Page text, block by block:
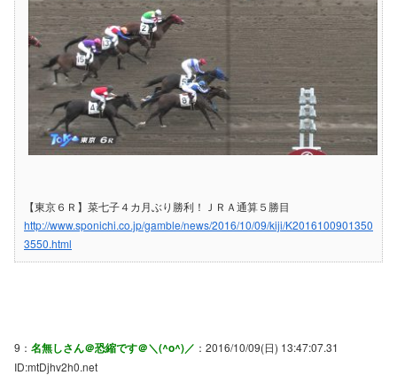
【東京６Ｒ】菜七子４カ月ぶり勝利！ＪＲＡ通算５勝目
http://www.sponichi.co.jp/gamble/news/2016/10/09/kiji/K2016100901350
3550.html
9： 名無しさん＠恐縮です＠＼(^o^)／ ：2016/10/09(日) 13:47:07.31
ID:mtDjhv2h0.net